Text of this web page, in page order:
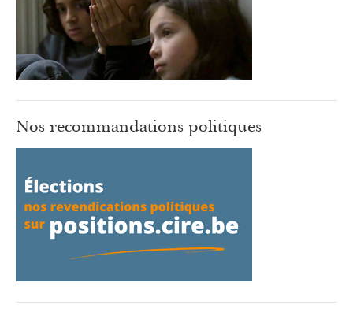
Nos recommandations politiques